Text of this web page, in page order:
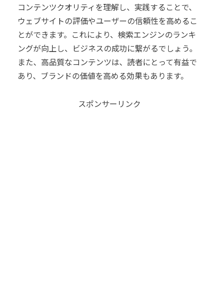
コンテンツクオリティを理解し、実践することで、
ウェブサイトの評価やユーザーの信頼性を高めるこ
とができます。これにより、検索エンジンのランキ
ングが向上し、ビジネスの成功に繋がるでしょう。
また、高品質なコンテンツは、読者にとって有益で
あり、ブランドの価値を高める効果もあります。
スポンサーリンク